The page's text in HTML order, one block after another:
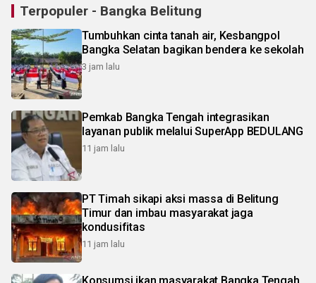
Terpopuler - Bangka Belitung
Tumbuhkan cinta tanah air, Kesbangpol
Bangka Selatan bagikan bendera ke sekolah
3 jam lalu
Pemkab Bangka Tengah integrasikan
layanan publik melalui SuperApp BEDULANG
11 jam lalu
PT Timah sikapi aksi massa di Belitung
Timur dan imbau masyarakat jaga
kondusifitas
11 jam lalu